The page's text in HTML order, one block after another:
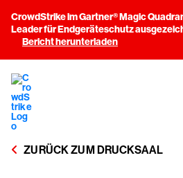
CrowdStrike im Gartner® Magic
Leader für Endgeräteschutz
Bericht herunterladen
ZURÜCK ZUM DRUCKSAAL